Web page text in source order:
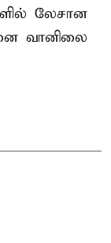
லேசான
வானிலை